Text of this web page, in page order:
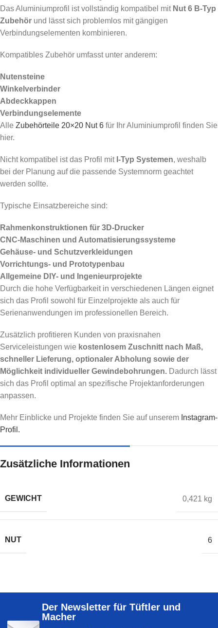
Das Aluminiumprofil ist vollständig kompatibel mit Nut 6 B-Typ
Zubehör und lässt sich problemlos mit gängigen
Verbindungselementen kombinieren.
Kompatibles Zubehör umfasst unter anderem:
Nutensteine
Winkelverbinder
Abdeckkappen
Verbindungselemente
Alle Zubehörteile 20×20 Nut 6 für Ihr Aluminiumprofil finden Sie
hier.
Nicht kompatibel ist das Profil mit I-Typ Systemen, weshalb
bei der Planung auf die passende Systemnorm geachtet
werden sollte.
Typische Einsatzbereiche sind:
Rahmenkonstruktionen für 3D-Drucker
CNC-Maschinen und Automatisierungssysteme
Gehäuse- und Schutzverkleidungen
Vorrichtungs- und Prototypenbau
Allgemeine DIY- und Ingenieurprojekte
Durch die hohe Verfügbarkeit in verschiedenen Längen eignet
sich das Profil sowohl für Einzelprojekte als auch für
Serienanwendungen im professionellen Bereich.
Zusätzlich profitieren Kunden von praxisnahen
Serviceleistungen wie kostenlosem Zuschnitt nach Maß,
schneller Lieferung, optionaler Abholung sowie der
Möglichkeit individueller Gewindebohrungen. Dadurch lässt
sich das Profil optimal an spezifische Projektanforderungen
anpassen.
Mehr Einblicke und Projekte finden Sie auf unserem Instagram-
Profil.
Zusätzliche Informationen
GEWICHT 0,421 kg
NUT 6
Der Newsletter für Tüftler und
Macher